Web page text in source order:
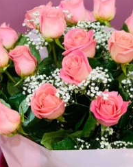
AÑADIR AL CARRITO /